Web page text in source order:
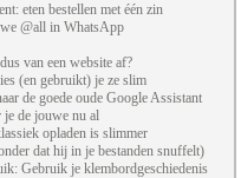
eten bestellen met één zin
@all in WhatsApp
van een website af?
(en gebruikt) je ze slim
de goede oude Google Assistant
je de jouwe nu al
opladen is slimmer
dat hij in je bestanden snuffelt)
Gebruik je klembordgeschiedenis